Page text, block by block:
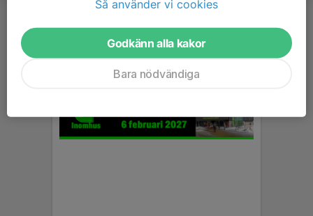
Så använder vi cookies
Godkänn alla kakor
Bara nödvändiga